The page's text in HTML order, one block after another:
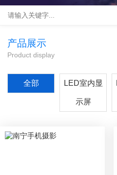
产品展示
Product display
全部 LED室内显
示屏